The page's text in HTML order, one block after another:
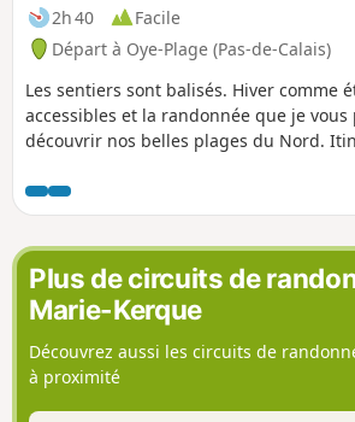
2h 40
Facile
Départ à Oye-Plage (Pas-de-Calais)
Les sentiers sont balisés. Hiver comme
accessibles et la randonnée que je
découvrir nos belles plages du Nord. Itinéraire à adapter,
Plus de circuits de
Marie-Kerque
Découvrez aussi les circuits de
à proximité